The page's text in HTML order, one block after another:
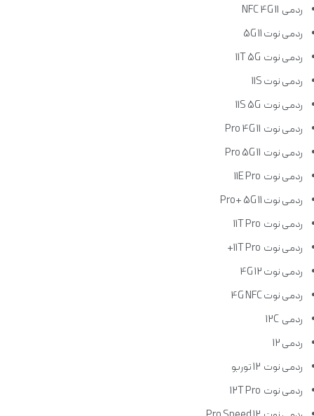
ردمی 11 NFC 4G
ردمی نوت 11 5G
ردمی نوت 11T 5G
ردمی نوت 11S
ردمی نوت 11S 5G
ردمی نوت 11 Pro 4G
ردمی نوت 11 Pro 5G
ردمی نوت 11E Pro
ردمی نوت 11 Pro+ 5G
ردمی نوت 11T Pro
ردمی نوت 11T Pro+
ردمی نوت 12 4G
ردمی نوت 4G NFC
ردمی 12C
ردمی 12
ردمی نوت 12 توربو
ردمی نوت 12T Pro